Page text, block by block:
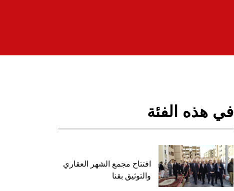
في هذه الفئة
افتتاح مجمع الشهر العقاري
والتوثيق بقنا